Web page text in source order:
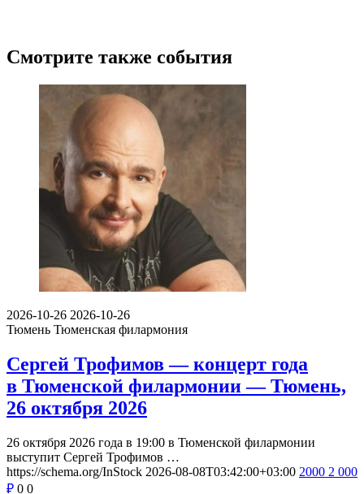
Смотрите также события
2026-10-26 2026-10-26
Тюмень Тюменская филармония
Сергей Трофимов — концерт года
в Тюменской филармонии — Тюмень,
26 октября 2026
26 октября 2026 года в 19:00 в Тюменской филармонии
выступит Сергей Трофимов …
https://schema.org/InStock 2026-08-08T03:42:00+03:00 2000 2 000
₽ 0 0